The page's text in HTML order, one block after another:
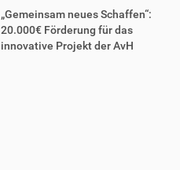
„Gemeinsam neues Schaffen“:
20.000€ Förderung für das
innovative Projekt der AvH